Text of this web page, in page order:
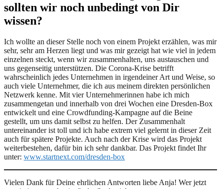
sollten wir noch unbedingt von Dir
wissen?
Ich wollte an dieser Stelle noch von einem Projekt erzählen, was mir
sehr, sehr am Herzen liegt und was mir gezeigt hat wie viel in jedem
einzelnen steckt, wenn wir zusammenhalten, uns austauschen und
uns gegenseitig unterstützen. Die Corona-Krise betrifft
wahrscheinlich jedes Unternehmen in irgendeiner Art und Weise, so
auch viele Unternehmer, die ich aus meinem direkten persönlichen
Netzwerk kenne. Mit vier Unternehmerinnen habe ich mich
zusammengetan und innerhalb von drei Wochen eine Dresden-Box
entwickelt und eine Crowdfunding-Kampagne auf die Beine
gestellt, um uns damit selbst zu helfen. Der Zusammenhalt
untereinander ist toll und ich habe extrem viel gelernt in dieser Zeit
auch für spätere Projekte. Auch nach der Krise wird das Projekt
weiterbestehen, dafür bin ich sehr dankbar. Das Projekt findet Ihr
unter: www.startnext.com/dresden-box
Vielen Dank für Deine ehrlichen Antworten liebe Anja! Wer jetzt